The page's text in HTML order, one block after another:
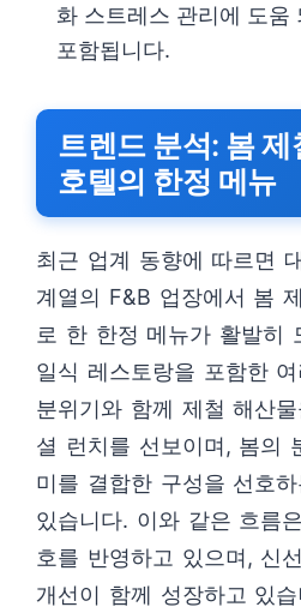
화 스트레스 관리에 도움
포함됩니다.
트렌드 분석: 봄
호텔의 한정 메뉴
최근 업계 동향에 따르면
계열의 F&B 업장에서 봄
로 한 한정 메뉴가 활발히
일식 레스토랑을 포함한
분위기와 함께 제철 해산
셜 런치를 선보이며, 봄의
미를 결합한 구성을 선호
있습니다. 이와 같은 흐름
호를 반영하고 있으며, 신
개선이 함께 성장하고 있